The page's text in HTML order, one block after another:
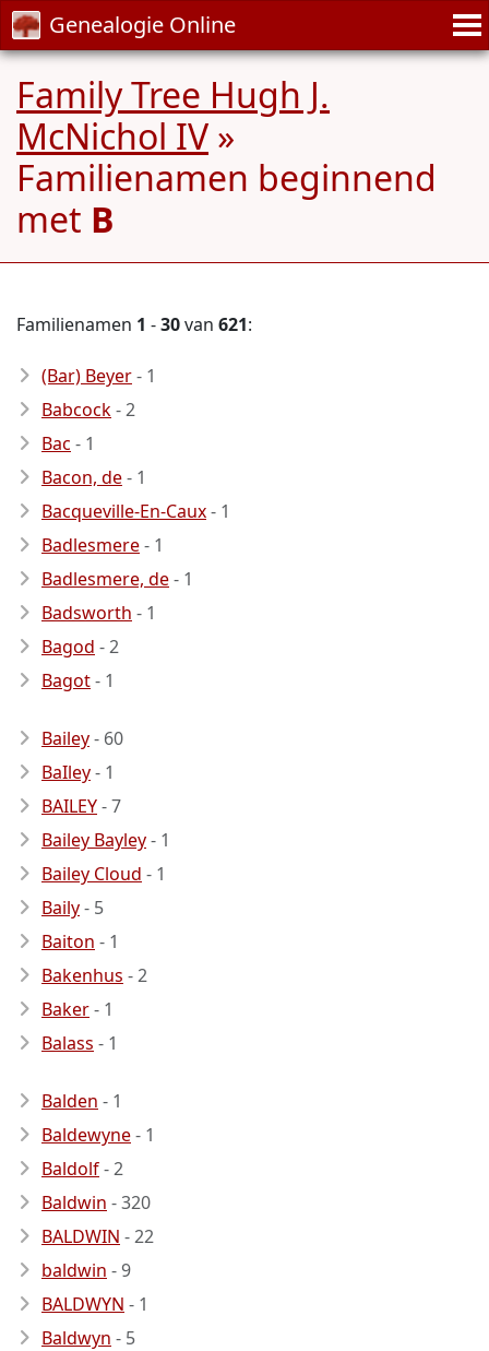
Genealogie Online
Family Tree Hugh J.
McNichol IV »
Familienamen beginnend
met B
Familienamen 1 -30van 621:
(Bar) Beyer- 1
Babcock- 2
Bac - 1
Bacon, de- 1
Bacqueville-En-Caux- 1
Badlesmere- 1
Badlesmere, de- 1
Badsworth - 1
Bagod - 2
Bagot- 1
Bailey- 60
BaIley- 1
BAILEY- 7
Bailey Bayley- 1
Bailey Cloud - 1
Baily- 5
Baiton - 1
Bakenhus - 2
Baker- 1
Balass - 1
Balden - 1
Baldewyne- 1
Baldolf- 2
Baldwin - 320
BALDWIN - 22
baldwin - 9
BALDWYN - 1
Baldwyn - 5